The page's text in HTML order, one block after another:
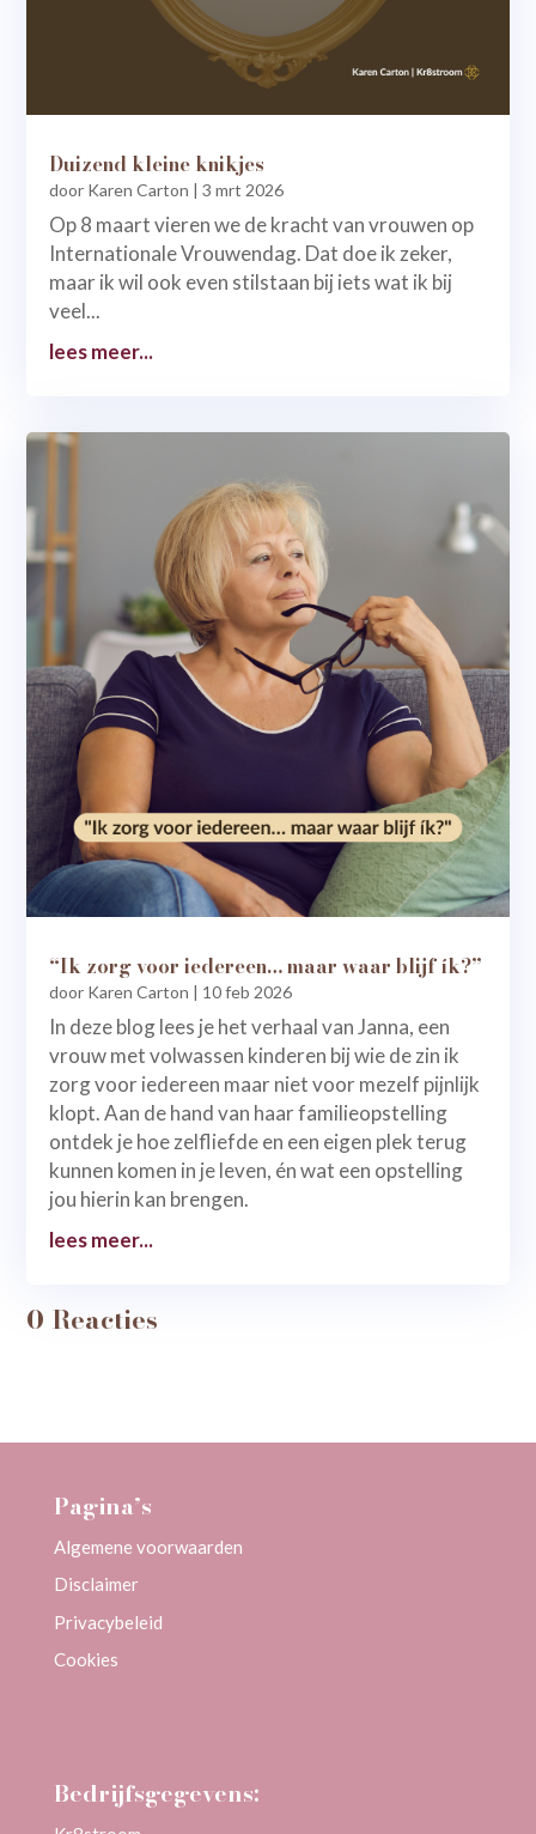
Duizend kleine knikjes
door Karen Carton |3 mrt 2026
Op 8 maart vieren we de kracht van vrouwen op
Internationale Vrouwendag. Dat doe ik zeker,
maar ik wil ook even stilstaan bij iets wat ik bij
veel...
lees meer...
“Ik zorg voor iedereen… maar waar blijf ík?”
door Karen Carton | 10 feb 2026
In deze blog lees je het verhaal van Janna, een
vrouw met volwassen kinderen bij wie de zin ik
zorg voor iedereen maar niet voor mezelf pijnlijk
klopt. Aan de hand van haar familieopstelling
ontdek je hoe zelfliefde en een eigen plek terug
kunnen komen in je leven, én wat een opstelling
jou hierin kan brengen.
lees meer...
0 Reacties
Pagina’s
Algemene voorwaarden
Disclaimer
Privacybeleid
Cookies
Bedrijfsgegevens: